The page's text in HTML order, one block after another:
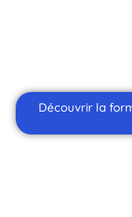
Découvrir la